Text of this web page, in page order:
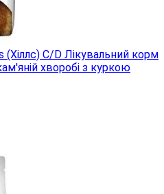
(Хіллс) C/D Лікувальний корм
хворобі з куркою